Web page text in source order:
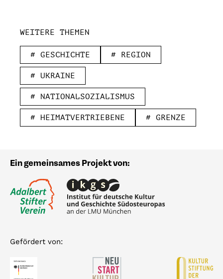
WEITERE THEMEN
# GESCHICHTE # REGION
# UKRAINE
# NATIONALSOZIALISMUS
# HEIMATVERTRIEBENE # GRENZE
Ein gemeinsames Projekt von:
Gefördert von: